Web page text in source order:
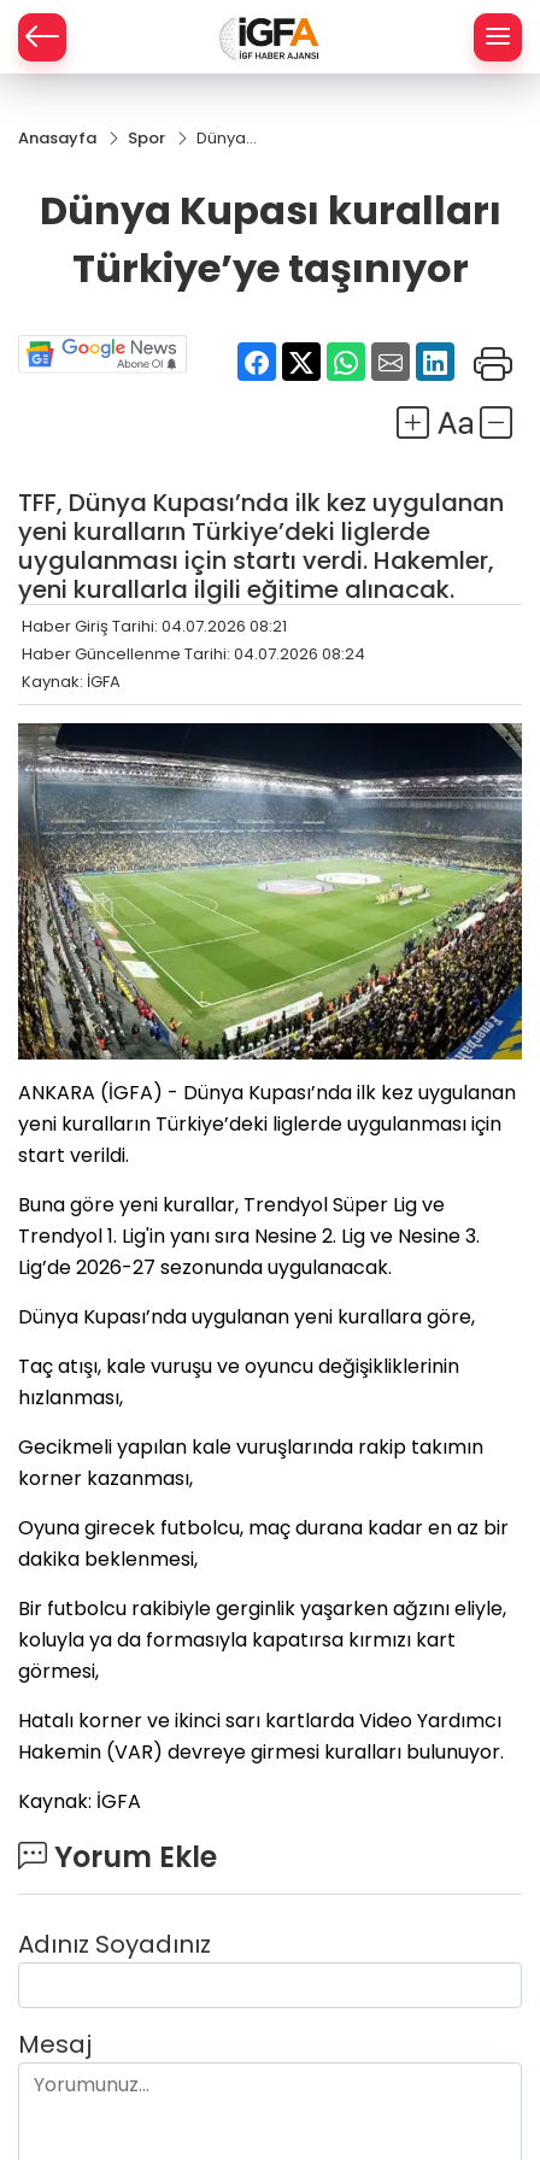
Anasayfa Spor
Dünya
Türkiye’ye
taşınıyor
Dünya Kupası kuralları
Türkiye’ye taşınıyor
TFF, Dünya Kupası’nda ilk kez uygulanan
yeni kuralların Türkiye’deki liglerde
uygulanması için startı verdi. Hakemler,
yeni kurallarla ilgili eğitime alınacak.
Haber Giriş Tarihi: 04.07.2026 08:21
Haber Güncellenme Tarihi: 04.07.2026 08:24
Kaynak: İGFA
ANKARA (İGFA) - Dünya Kupası’nda ilk kez uygulanan
yeni kuralların Türkiye’deki liglerde uygulanması için
start verildi.
Buna göre yeni kurallar, Trendyol Süper Lig ve
Trendyol 1. Lig'in yanı sıra Nesine 2. Lig ve Nesine 3.
Lig’de 2026-27 sezonunda uygulanacak.
Dünya Kupası’nda uygulanan yeni kurallara göre,
Taç atışı, kale vuruşu ve oyuncu değişikliklerinin
hızlanması,
Gecikmeli yapılan kale vuruşlarında rakip takımın
korner kazanması,
Oyuna girecek futbolcu, maç durana kadar en az bir
dakika beklenmesi,
Bir futbolcu rakibiyle gerginlik yaşarken ağzını eliyle,
koluyla ya da formasıyla kapatırsa kırmızı kart
görmesi,
Hatalı korner ve ikinci sarı kartlarda Video Yardımcı
Hakemin (VAR) devreye girmesi kuralları bulunuyor.
Kaynak: İGFA
Yorum Ekle
Adınız Soyadınız
Mesaj